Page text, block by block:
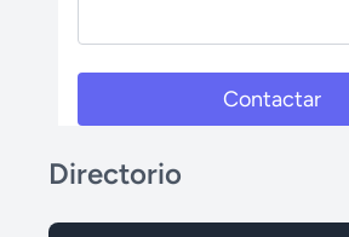
Contactar
Directorio